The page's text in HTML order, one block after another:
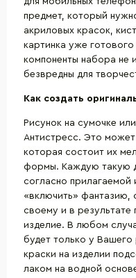
предмет, который
акриловых красок,
картинка уже
компоненты набора не
безвредны для
Как создать
Рисунок на сумочке
Антистресс. Это
которая состоит их
формы. Каждую такую
согласно прилагаемой
«включить» фантазию,
своему и в результате
изделие. В любом
будет только у Вашего
краски на изделии
лаком на водной